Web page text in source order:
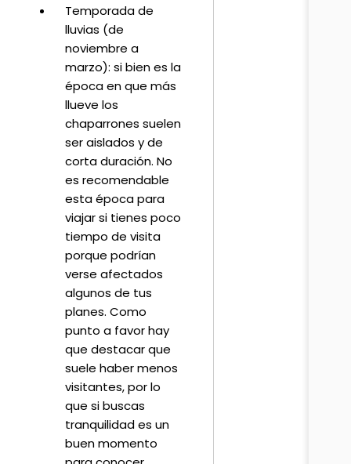
Temporada de
lluvias (de
noviembre a
marzo): si bien es la
época en que más
llueve los
chaparrones suelen
ser aislados y de
corta duración. No
es recomendable
esta época para
viajar si tienes poco
tiempo de visita
porque podrían
verse afectados
algunos de tus
planes. Como
punto a favor hay
que destacar que
suele haber menos
visitantes, por lo
que si buscas
tranquilidad es un
buen momento